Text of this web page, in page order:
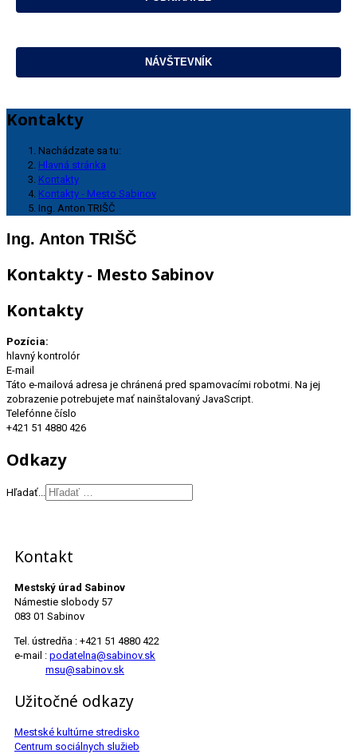
Kontakty
Nachádzate sa tu:
Hlavná stránka
Kontakty
Kontakty - Mesto Sabinov
Ing. Anton TRIŠČ
Ing. Anton TRIŠČ
Kontakty - Mesto Sabinov
Kontakty
Pozícia:
hlavný kontrolór
E-mail
Táto e-mailová adresa je chránená pred spamovacími robotmi. Na jej
zobrazenie potrebujete mať nainštalovaný JavaScript.
Telefónne číslo
+421 51 4880 426
Odkazy
Hľadať...
Kontakt
Mestský úrad Sabinov
Námestie slobody 57
083 01 Sabinov
Tel. ústredňa : +421 51 4880 422
e-mail : podatelna@sabinov.sk
msu@sabinov.sk
Užitočné odkazy
Mestské kultúrne stredisko
Centrum sociálnych služieb